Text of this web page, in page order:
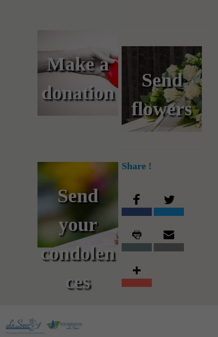
Make a
donation
Send
flowers
Send
your
condolen
ces
Share !